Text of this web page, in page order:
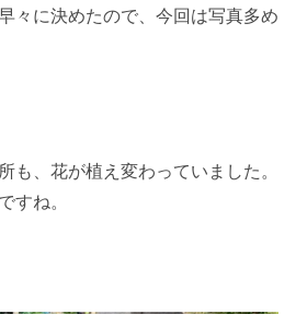
々に決めたので、今回は写真多め
も、花が植え変わっていました。
すね。